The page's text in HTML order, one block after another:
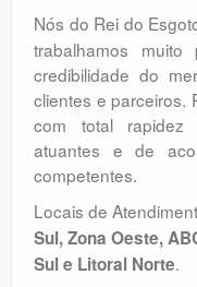
Nós do Rei do
trabalhamos
credibilidade do
clientes e parceiros.
com total rapidez
atuantes e de
competentes.
Locais de
Sul, Zona Oeste,
Sul e Litoral Norte.